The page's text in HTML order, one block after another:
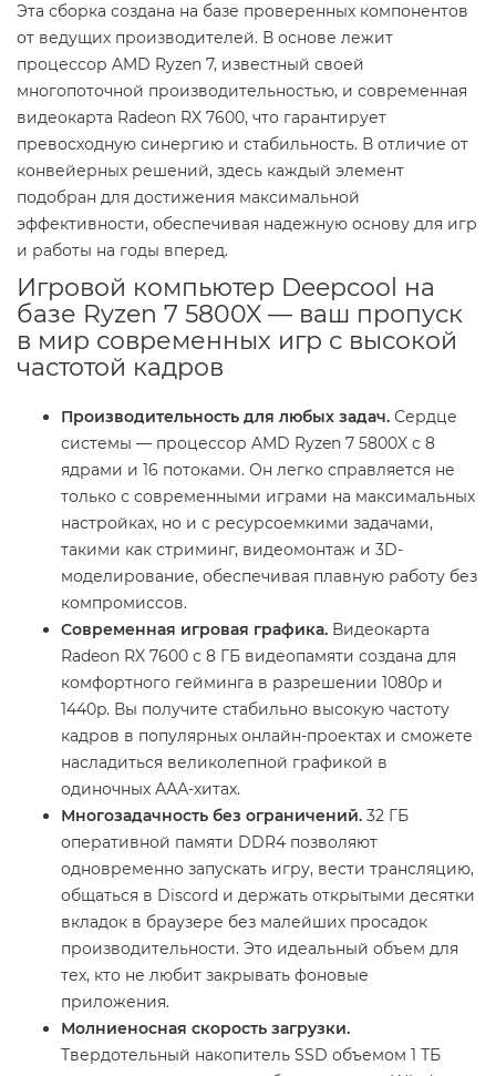
Эта сборка создана на базе проверенных компонентов
от ведущих производителей. В основе лежит
процессор AMD Ryzen 7, известный своей
многопоточной производительностью, и современная
видеокарта Radeon RX 7600, что гарантирует
превосходную синергию и стабильность. В отличие от
конвейерных решений, здесь каждый элемент
подобран для достижения максимальной
эффективности, обеспечивая надежную основу для игр
и работы на годы вперед.
Игровой компьютер Deepcool на
базе Ryzen 7 5800X — ваш пропуск
в мир современных игр с высокой
частотой кадров
Производительность для любых задач. Сердце
системы — процессор AMD Ryzen 7 5800X с 8
ядрами и 16 потоками. Он легко справляется не
только с современными играми на максимальных
настройках, но и с ресурсоемкими задачами,
такими как стриминг, видеомонтаж и 3D-
моделирование, обеспечивая плавную работу без
компромиссов.
Современная игровая графика. Видеокарта
Radeon RX 7600 с 8 ГБ видеопамяти создана для
комфортного гейминга в разрешении 1080p и
1440p. Вы получите стабильно высокую частоту
кадров в популярных онлайн-проектах и сможете
насладиться великолепной графикой в
одиночных ААА-хитах.
Многозадачность без ограничений. 32 ГБ
оперативной памяти DDR4 позволяют
одновременно запускать игру, вести трансляцию,
общаться в Discord и держать открытыми десятки
вкладок в браузере без малейших просадок
производительности. Это идеальный объем для
тех, кто не любит закрывать фоновые
приложения.
Молниеносная скорость загрузки.
Твердотельный накопитель SSD объемом 1 ТБ